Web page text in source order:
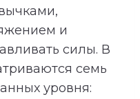
и
силы. В
семь
уровня: